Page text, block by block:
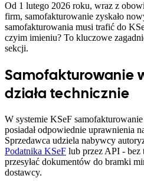
Od 1 lutego 2026 roku, wraz z
firm, samofakturowanie zyskało
samofakturowania musi trafić do
czyim imieniu? To kluczowe
sekcji.
Samofakturowanie
działa technicznie
W systemie KSeF
posiadał odpowiednie uprawnienia
Sprzedawca udziela nabywcy
Podatnika KSeF lub przez API - bez
przesyłać dokumentów do bramki
dostawcy.